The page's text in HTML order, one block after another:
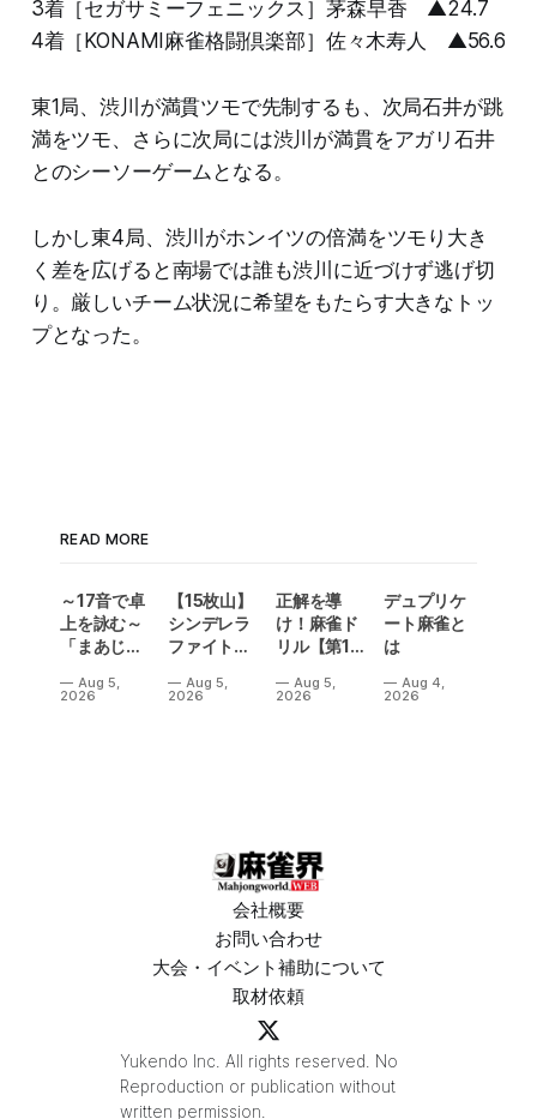
3着［セガサミーフェニックス］茅森早香 ▲24.7
4着［KONAMI麻雀格闘倶楽部］佐々木寿人 ▲56.6
東1局、渋川が満貫ツモで先制するも、次局石井が跳
満をツモ、さらに次局には渋川が満貫をアガリ石井
とのシーソーゲームとなる。
しかし東4局、渋川がホンイツの倍満をツモり大き
く差を広げると南場では誰も渋川に近づけず逃げ切
り。厳しいチーム状況に希望をもたらす大きなトッ
プとなった。
READ MORE
～17音で卓
上を詠む～
「まあじゃ
2026」が
Aug 5,
2026
【15枚山】
シンデレラ
ファイトに
ガリが発
Aug 5,
2026
正解を導
け！麻雀ド
リル【第13
Aug 5,
2026
デュプリケ
ート麻雀と
は
Aug 4,
2026
会社概要
お問い合わせ
大会・イベント補助について
取材依頼
Yukendo Inc. All rights reserved. No
Reproduction or publication without
written permission.